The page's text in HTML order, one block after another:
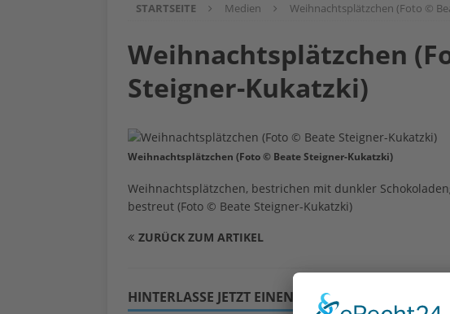
[ 5. Juni 2023 ] Töpfern am Abend –
ALLGEMEIN
[ 24. März 2023 ]
Umfage: Wie gelingt eine
[ 24. März 2023 ] Töpfern per Hand am
[ 12. Juni 2014 ] Grasmilben
Jucken auf acht Beinen…
GESUNDHEIT
STARTSEITE Medien Weihnachtsplätzchen (Foto ©
Weihnachtsplätzchen
Steigner-Kukatzki)
Weihnachtsplätzchen (Foto © Beate Steigner-Kukatzki)
Weihnachtsplätzchen, bestrichen mit dunkler
bestreut (Foto © Beate Steigner-Kukatzki)
ZURÜCK ZUM ARTIKEL
HINTERLASSE JETZT EINEN KOMMENTAR